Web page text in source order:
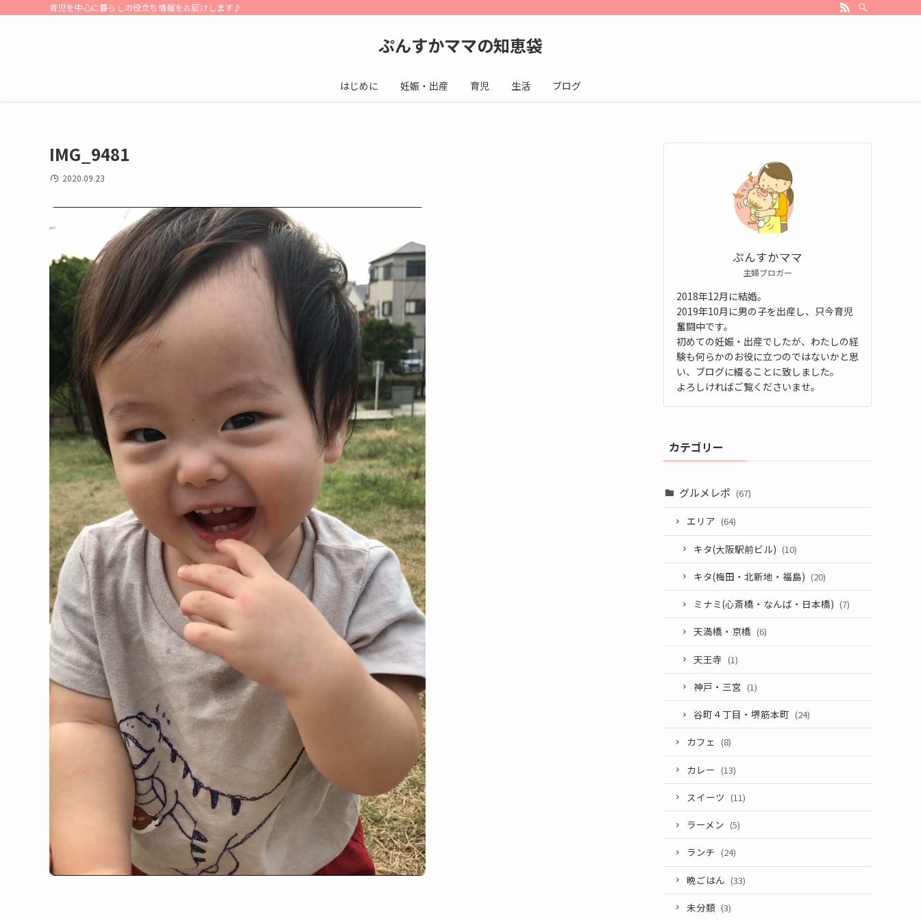
育児を中心に暮らしの役立ち情報をお届けします♪
ぷんすかママの知恵袋
はじめに 妊娠・出産 育児 生活 ブログ
IMG_9481
2020.09.23
ぷんすかママ
主婦ブロガー
2018年12月に結婚。
2019年10月に男の子を出産し、只今育児
奮闘中です。
初めての妊娠・出産でしたが、わたしの経
験も何らかのお役に立つのではないかと思
い、ブログに綴ることに致しました。
よろしければご覧くださいませ。
カテゴリー
グルメレポ (67)
エリア (64)
キタ(大阪駅前ビル) (10)
キタ(梅田・北新地・福島) (20)
ミナミ(心斎橋・なんば・日本橋) (7)
天満橋・京橋 (6)
天王寺 (1)
神戸・三宮 (1)
谷町４丁目・堺筋本町 (24)
カフェ (8)
カレー (13)
スイーツ (11)
ラーメン (5)
ランチ (24)
晩ごはん (33)
未分類 (3)